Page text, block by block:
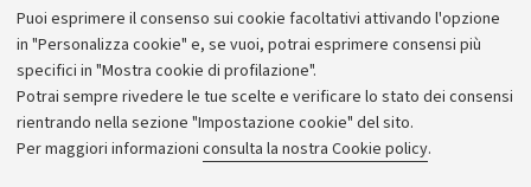
Puoi esprimere il consenso sui cookie facoltativi attivando l'opzione
in "Personalizza cookie" e, se vuoi, potrai esprimere consensi più
specifici in "Mostra cookie di profilazione".
Potrai sempre rivedere le tue scelte e verificare lo stato dei consensi
rientrando nella sezione "Impostazione cookie" del sito.
Per maggiori informazioni consulta la nostra Cookie policy.
Bandi, gare e concorsi
Albo online
Amministrazione trasparente
Atti di notifica
Informazioni sul sito e accessibilità